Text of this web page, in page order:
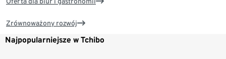
Zrównoważony rozwój
Najpopularniejsze w Tchibo